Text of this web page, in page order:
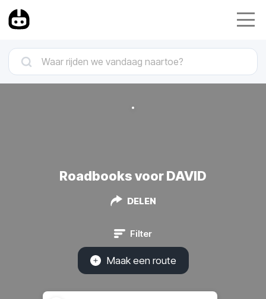
Roadbooks voor DAVID
DELEN
Filter
Maak een route